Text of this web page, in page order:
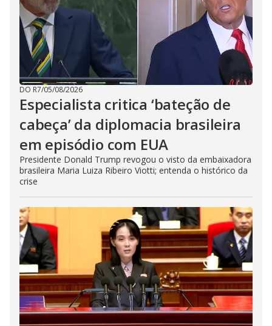
DO R7/05/08/2026
Especialista critica ‘bateção de
cabeça’ da diplomacia brasileira
em episódio com EUA
Presidente Donald Trump revogou o visto da embaixadora
brasileira Maria Luiza Ribeiro Viotti; entenda o histórico da
crise